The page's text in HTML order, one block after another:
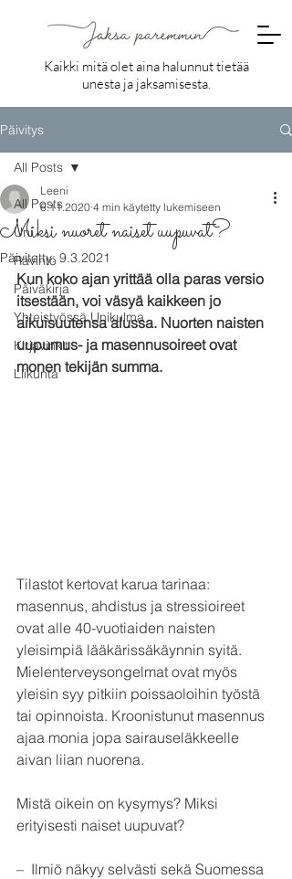
Kaikki mitä olet aina halunnut tietää
unesta ja jaksamisesta.
Päivitys
All Posts
Uni
Ravinto
Päiväkirja
Yhteistyössä Unikulma
Kirjavinkit
Liikunta
All Posts
Miksi nuoret naiset uupuvat?
Leeni
6.11.2020 4 min käytetty lukemiseen
Päivitetty:9.3.2021
Kun koko ajan yrittää olla paras versio
itsestään, voi väsyä kaikkeen jo
aikuisuutensa alussa. Nuorten naisten
uupumus- ja masennusoireet ovat
monen tekijän summa.
Tilastot kertovat karua tarinaa:
masennus, ahdistus ja stressioireet
ovat alle 40-vuotiaiden naisten
yleisimpiä lääkärissäkäynnin syitä.
Mielenterveysongelmat ovat myös
yleisin syy pitkiin poissaoloihin työstä
tai opinnoista. Kroonistunut masennus
ajaa monia jopa sairauseläkkeelle
aivan liian nuorena.
Mistä oikein on kysymys? Miksi
erityisesti naiset uupuvat?
–  Ilmiö näkyy selvästi sekä Suomessa